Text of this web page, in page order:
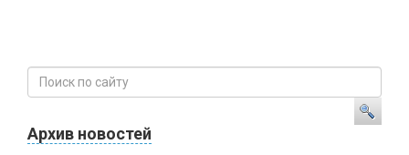
Архив новостей